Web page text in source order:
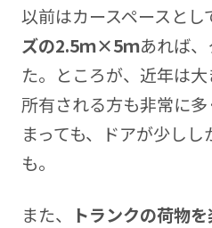
以前はカースペースとし
ズの2.5ｍ×5ｍあれば
た。ところが、近年は
所有される方も非常に
まっても、ドアが少し
も。
また、
トランクの荷物